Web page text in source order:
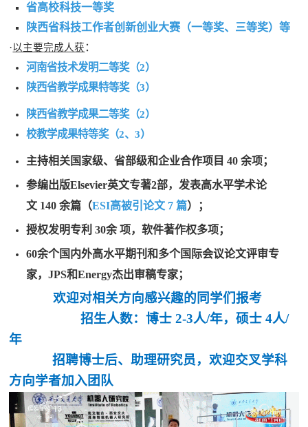
省高校科技一等奖
陕西省科技工作者创新创业大赛（一等奖、三等奖）等
·以主要完成人获 ：
河南省技术发明二等奖（2）
陕西省教学成果特等奖（3）
陕西省教学成果二等奖（2）
校教学成果特等奖（2、3）
主持相关国家级、省部级和企业合作项目40余项；
参编出版Elsevier英文专著2部，发表高水平学术论
文 140余篇（ESI高被引论文 7篇）；
授权发明专利30余 项，软件著作权多项；
60余个国内外高水平期刊和多个国际会议论文评审专
家，JPS和Energy杰出审稿专家；
欢迎对相关方向感兴趣的同学们报考
招生人数：博士2-3人/年， 硕士4人/
年
招聘博士后、助理研究员，欢迎交叉学科
方向学者加入团队